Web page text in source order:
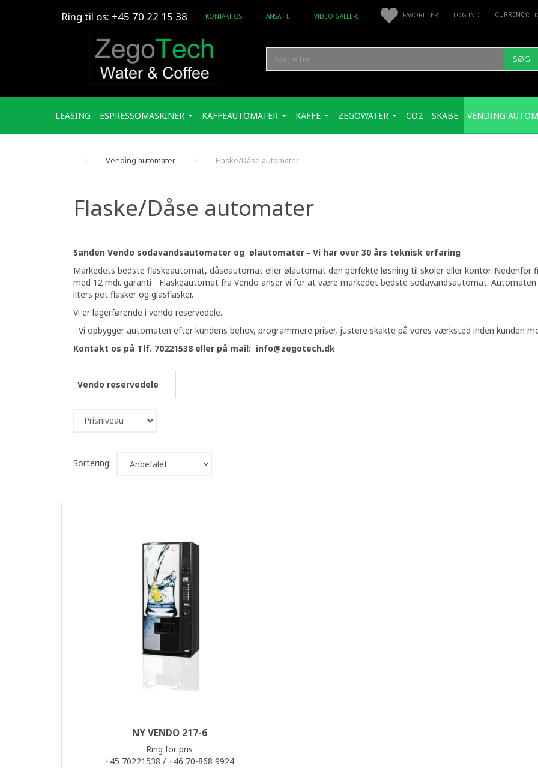
FAVORITTER LOG IND
Ring til os: +45 70 22 15 38 KONTAKT OS ANSATTE VIDEO GALLERI
SØG
LEASING ESPRESSOMASKINER KAFFEAUTOMATER KAFFE ZEGOWATER CO2 SKABE VENDING
Vending automater Flaske/Dåse automater
Flaske/Dåse automater
Sanden Vendo sodavandsautomater og ølautomater - Vi har over 30 års teknisk erfaring
Markedets bedste flaskeautomat, dåseautomat eller ølautomat den perfekte løsning til skoler eller kontor. Nedenfor
med 12 mdr. garanti - Flaskeautomat fra Vendo anser vi for at være markedet bedste sodavandsautomat.
liters pet flasker og glasflasker.
Vi er lagerførende i vendo reservedele.
- Vi opbygger automaten efter kundens behov, programmere priser, justere skakte på vores værksted inden kunden
Kontakt os på Tlf. 70221538 eller på mail: info@zegotech.dk
Vendo reservedele
Prisniveau
Sortering:
NY VENDO 217-6
Ring for pris
+45 70221538 / +46 70-868 9924